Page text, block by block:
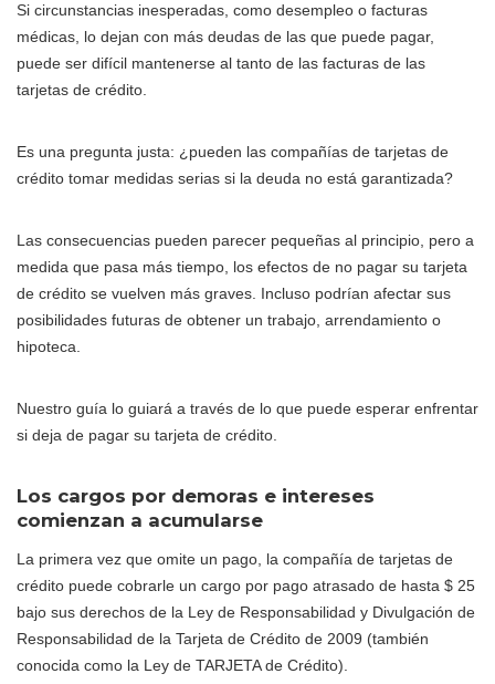
Si circunstancias inesperadas, como desempleo o facturas
médicas, lo dejan con más deudas de las que puede pagar,
puede ser difícil mantenerse al tanto de las facturas de las
tarjetas de crédito.
Es una pregunta justa: ¿pueden las compañías de tarjetas de
crédito tomar medidas serias si la deuda no está garantizada?
Las consecuencias pueden parecer pequeñas al principio, pero a
medida que pasa más tiempo, los efectos de no pagar su tarjeta
de crédito se vuelven más graves. Incluso podrían afectar sus
posibilidades futuras de obtener un trabajo, arrendamiento o
hipoteca.
Nuestro guía lo guiará a través de lo que puede esperar enfrentar
si deja de pagar su tarjeta de crédito.
Los cargos por demoras e intereses
comienzan a acumularse
La primera vez que omite un pago, la compañía de tarjetas de
crédito puede cobrarle un cargo por pago atrasado de hasta $ 25
bajo sus derechos de la Ley de Responsabilidad y Divulgación de
Responsabilidad de la Tarjeta de Crédito de 2009 (también
conocida como la Ley de TARJETA de Crédito).